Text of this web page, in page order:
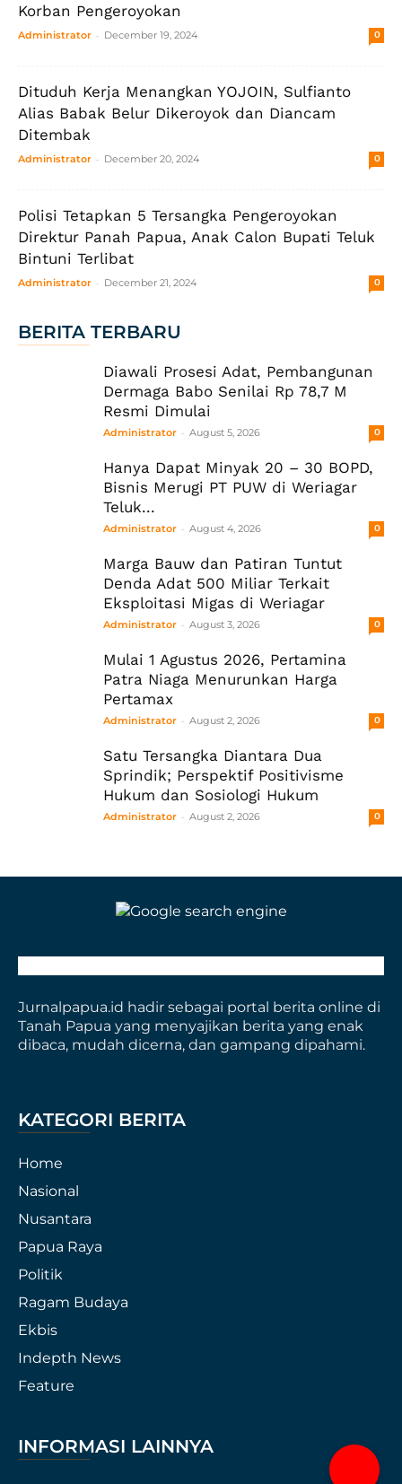
Korban Pengeroyokan
Administrator - December 19, 2024 0
Dituduh Kerja Menangkan YOJOIN, Sulfianto
Alias Babak Belur Dikeroyok dan Diancam
Ditembak
Administrator - December 20, 2024 0
Polisi Tetapkan 5 Tersangka Pengeroyokan
Direktur Panah Papua, Anak Calon Bupati Teluk
Bintuni Terlibat
Administrator - December 21, 2024 0
BERITA TERBARU
Diawali Prosesi Adat, Pembangunan
Dermaga Babo Senilai Rp 78,7 M
Resmi Dimulai
Administrator - August 5, 2026 0
Hanya Dapat Minyak 20 – 30 BOPD,
Bisnis Merugi PT PUW di Weriagar
Teluk...
Administrator - August 4, 2026 0
Marga Bauw dan Patiran Tuntut
Denda Adat 500 Miliar Terkait
Eksploitasi Migas di Weriagar
Administrator - August 3, 2026 0
Mulai 1 Agustus 2026, Pertamina
Patra Niaga Menurunkan Harga
Pertamax
Administrator - August 2, 2026 0
Satu Tersangka Diantara Dua
Sprindik; Perspektif Positivisme
Hukum dan Sosiologi Hukum
Administrator - August 2, 2026 0
Jurnalpapua.id hadir sebagai portal berita online di
Tanah Papua yang menyajikan berita yang enak
dibaca, mudah dicerna, dan gampang dipahami.
KATEGORI BERITA
Home
Nasional
Nusantara
Papua Raya
Politik
Ragam Budaya
Ekbis
Indepth News
Feature
INFORMASI LAINNYA